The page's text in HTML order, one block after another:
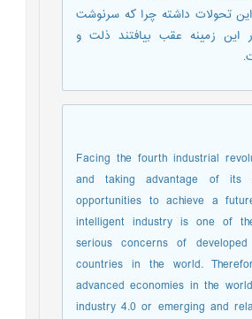
تحولات داشته چرا که سرنوشت
این زمینه عقب بیافتند ذلت و
Facing the fourth industrial
and taking advantage of its
opportunities to achieve a
intelligent industry is one of
serious concerns of
countries in the world.
advanced economies in the
industry 4.0 or emerging and